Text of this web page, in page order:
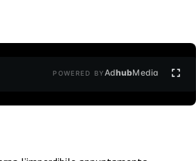
POWERED BYAdhubMedia